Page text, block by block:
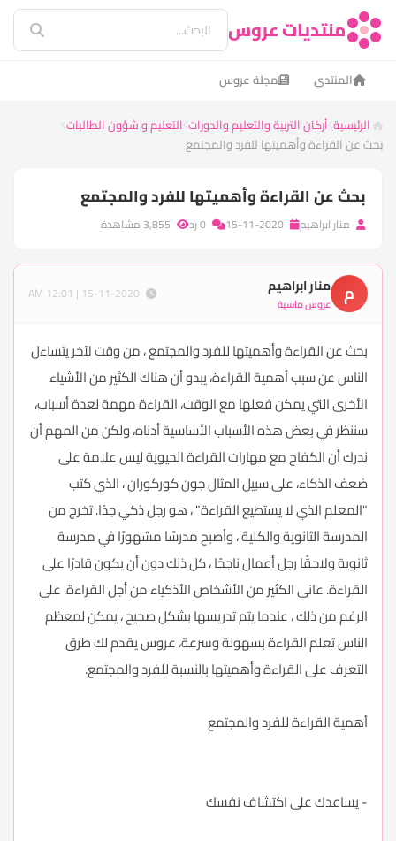
منتديات عروس
المنتدى مجلة عروس
الرئيسية أركان التربية والتعليم والدورات التعليم و شؤون الطالبات
بحث عن القراءة وأهميتها للفرد والمجتمع
بحث عن القراءة وأهميتها للفرد والمجتمع
منار ابراهيم
م منار ابراهيم
عروس ماسية
بحث عن القراءة وأهميتها للفرد والمجتمع ، من وقت لآخر يتساءل
الناس عن سبب أهمية القراءة، يبدو أن هناك الكثير من الأشياء
الأخرى التي يمكن فعلها مع الوقت، القراءة مهمة لعدة أسباب،
سننظر في بعض هذه الأسباب الأساسية أدناه، ولكن من المهم أن
ندرك أن الكفاح مع مهارات القراءة الحيوية ليس علامة على
ضعف الذكاء، على سبيل المثال جون كوركوران ، الذي كتب
"المعلم الذي لا يستطيع القراءة" ، هو رجل ذكي جدًا. تخرج من
المدرسة الثانوية والكلية ، وأصبح مدرسًا مشهورًا في مدرسة
ثانوية ولاحقًا رجل أعمال ناجحًا ، كل ذلك دون أن يكون قادرًا على
القراءة. عانى الكثير من الأشخاص الأذكياء من أجل القراءة. على
الرغم من ذلك ، عندما يتم تدريسها بشكل صحيح ، يمكن لمعظم
الناس تعلم القراءة بسهولة وسرعة، عروس يقدم لك طرق
التعرف على القراءة وأهميتها بالنسبة للفرد والمجتمع.
أهمية القراءة للفرد والمجتمع
- يساعدك على اكتشاف نفسك